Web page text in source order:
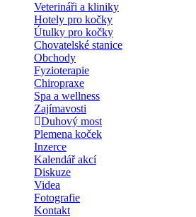
Veterináři a kliniky
Hotely pro kočky
Útulky pro kočky
Chovatelské stanice
Obchody
Fyzioterapie
Chiropraxe
Spa a wellness
Zajímavosti
Duhový most
Plemena koček
Inzerce
Kalendář akcí
Diskuze
Videa
Fotografie
Kontakt